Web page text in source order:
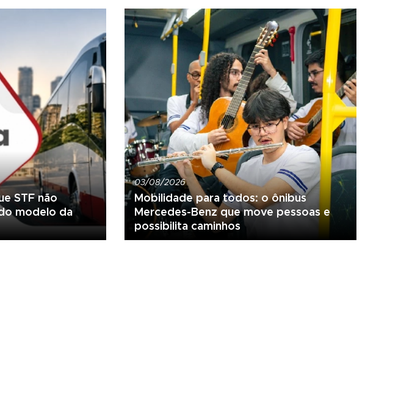
STF não
modelo da
03/08/2026
Mobilidade para todos: o ônibus
Mercedes-Benz que move pessoas e
possibilita caminhos